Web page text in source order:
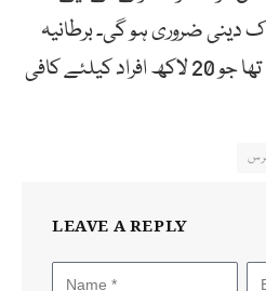
دینی ضروری ہو گی۔ برطانیہ
نے4 کروڑ خوراکوں کا آرڈر دیا تھا جو 20 لاکھ افراد کیلئے کافی
LEAVE A REPLY